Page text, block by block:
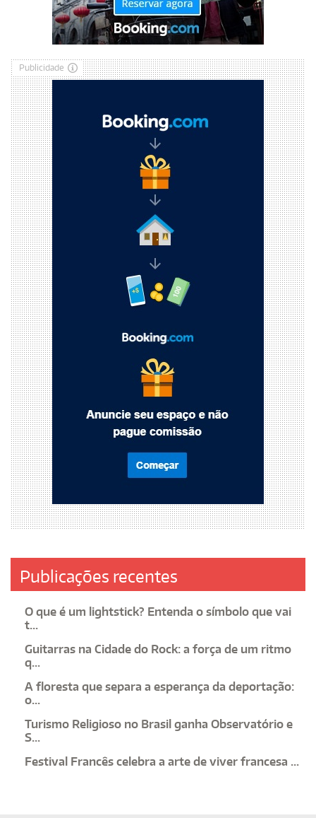
Publicidade
Publicações recentes
O que é um lightstick? Entenda o símbolo que vai
t...
Guitarras na Cidade do Rock: a força de um ritmo
q...
A floresta que separa a esperança da deportação:
o...
Turismo Religioso no Brasil ganha Observatório e
S...
Festival Francês celebra a arte de viver francesa ...